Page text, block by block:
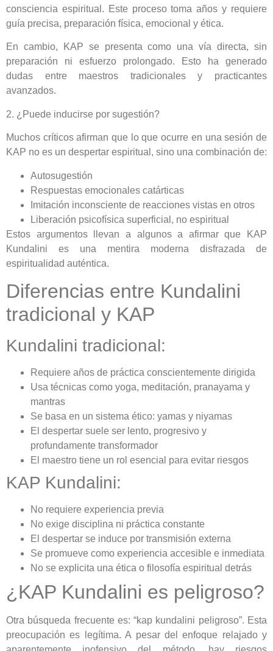
consciencia espiritual. Este proceso toma años y requiere
guía precisa, preparación física, emocional y ética.
En cambio, KAP se presenta como una vía directa, sin
preparación ni esfuerzo prolongado. Esto ha generado
dudas entre maestros tradicionales y practicantes
avanzados.
2. ¿Puede inducirse por sugestión?
Muchos críticos afirman que lo que ocurre en una sesión de
KAP no es un despertar espiritual, sino una combinación de:
Autosugestión
Respuestas emocionales catárticas
Imitación inconsciente de reacciones vistas en otros
Liberación psicofísica superficial, no espiritual
Estos argumentos llevan a algunos a afirmar que KAP
Kundalini es una mentira moderna disfrazada de
espiritualidad auténtica.
Diferencias entre Kundalini
tradicional y KAP
Kundalini tradicional:
Requiere años de práctica conscientemente dirigida
Usa técnicas como yoga, meditación, pranayama y
mantras
Se basa en un sistema ético: yamas y niyamas
El despertar suele ser lento, progresivo y
profundamente transformador
El maestro tiene un rol esencial para evitar riesgos
KAP Kundalini:
No requiere experiencia previa
No exige disciplina ni práctica constante
El despertar se induce por transmisión externa
Se promueve como experiencia accesible e inmediata
No se explicita una ética o filosofía espiritual detrás
¿KAP Kundalini es peligroso?
Otra búsqueda frecuente es: “kap kundalini peligroso”. Esta
preocupación es legítima. A pesar del enfoque relajado y